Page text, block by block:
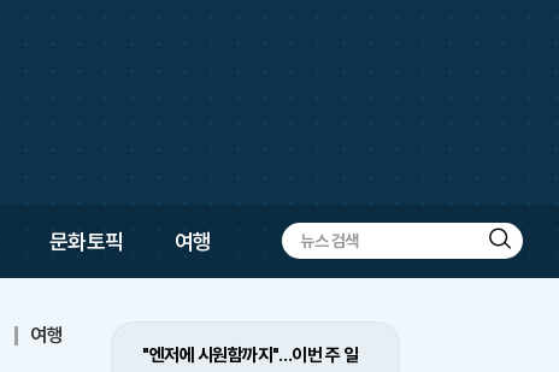
검
색
문화토픽 여행
여행
"엔저에 시원함까지"…이번 주 일